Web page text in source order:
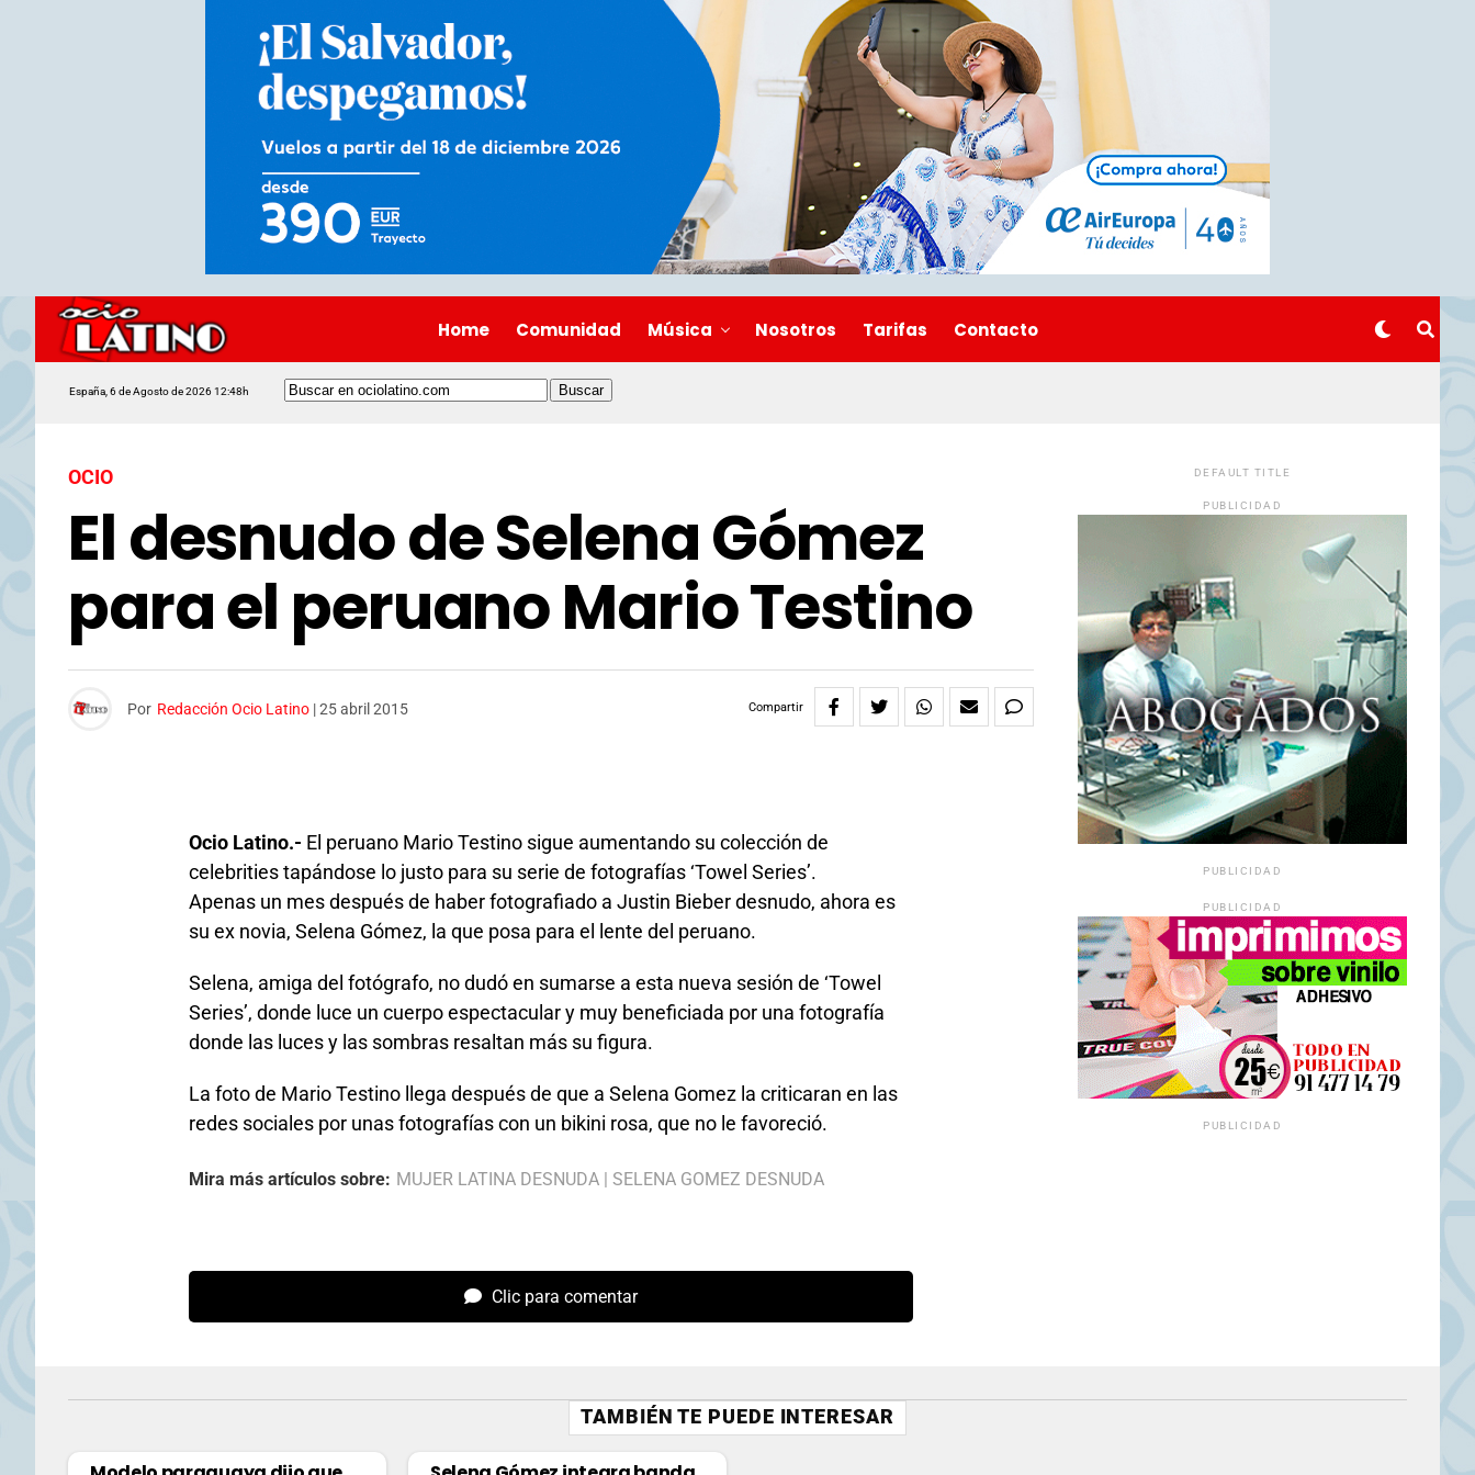
Home Comunidad Música Nosotros Tarifas Contacto
España, 6 de Agosto de 2026 12:48h
OCIO
El desnudo de Selena Gómez
para el peruano Mario Testino
Por Redacción Ocio Latino |25 abril 2015 Compartir
Ocio Latino.- El peruano Mario Testino sigue aumentando su colección de
celebrities tapándose lo justo para su serie de fotografías ‘Towel Series’.
Apenas un mes después de haber fotografiado a Justin Bieber desnudo, ahora es
su ex novia, Selena Gómez, la que posa para el lente del peruano.
Selena, amiga del fotógrafo, no dudó en sumarse a esta nueva sesión de ‘Towel
Series’, donde luce un cuerpo espectacular y muy beneficiada por una fotografía
donde las luces y las sombras resaltan más su figura.
La foto de Mario Testino llega después de que a Selena Gomez la criticaran en las
redes sociales por unas fotografías con un bikini rosa, que no le favoreció.
Mira más artículos sobre: MUJER LATINA DESNUDA | SELENA GOMEZ DESNUDA
Clic para comentar
DEFAULT TITLE
PUBLICIDAD
PUBLICIDAD
PUBLICIDAD
PUBLICIDAD
TAMBIÉN TE PUEDE INTERESAR